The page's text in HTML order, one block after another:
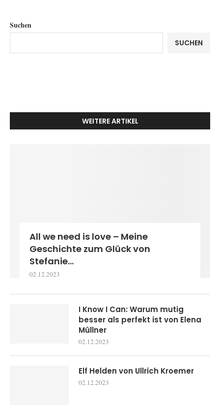
Suchen
SUCHEN
WEITERE ARTIKEL
All we need is love – Meine
Geschichte zum Glück von
Stefanie...
02.12.2023
I Know I Can: Warum mutig
besser als perfekt ist von Elena
Müllner
02.12.2023
Elf Helden von Ullrich Kroemer
02.12.2023